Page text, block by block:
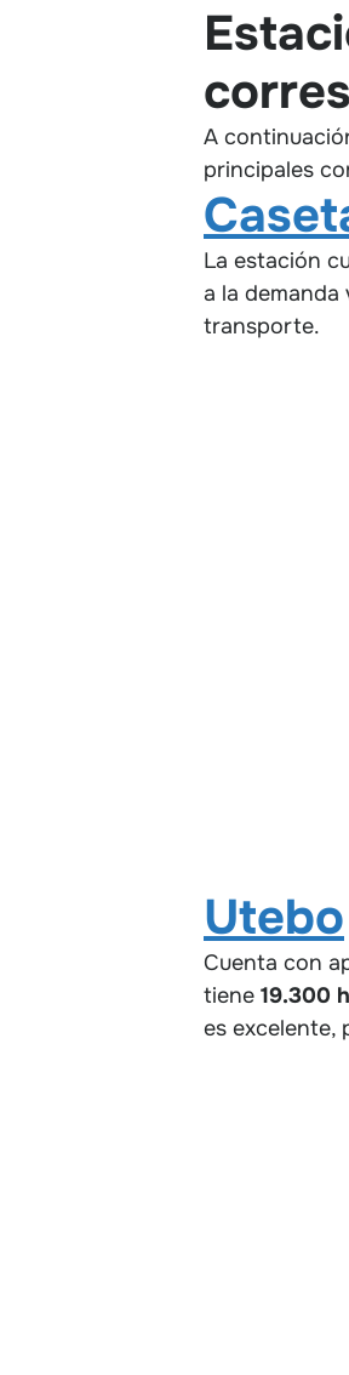
A
principales
La estación
a la
transporte.
Utebo
Cuenta con
tiene 19.300
es excelente,